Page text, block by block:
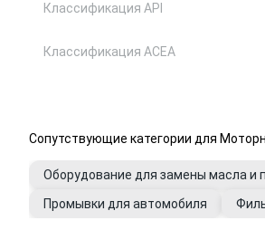
Классификация API
Классификация ACEA
Сопутствующие категории для
Оборудование для замены масла и
Промывки для автомобиля